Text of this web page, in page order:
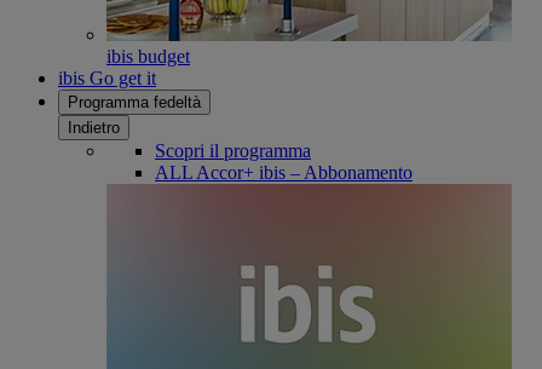
ibis budget
ibis Go get it
Programma fedeltà
Indietro
Scopri il programma
ALL Accor+ ibis – Abbonamento